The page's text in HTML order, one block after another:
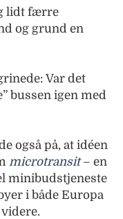
lidt færre
og grund en
Var det
bussen igen med
også på, at idéen
microtransit– en
minibudstjeneste
i både Europa